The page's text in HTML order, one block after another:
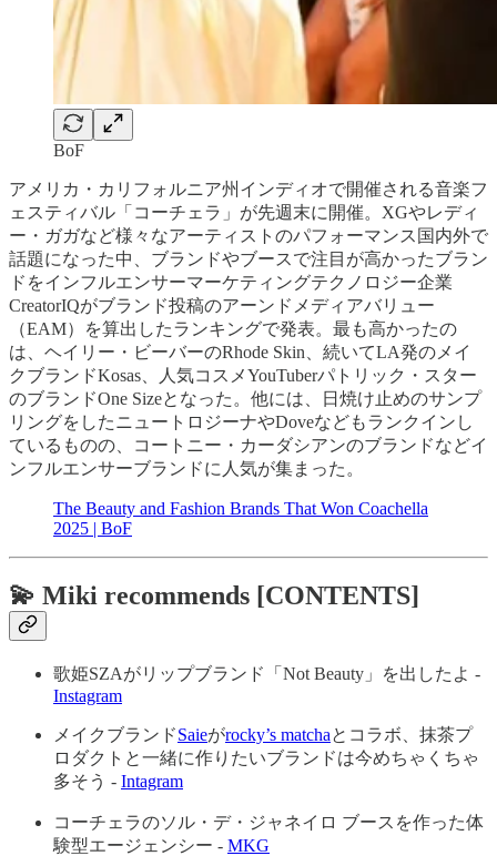
BoF
アメリカ・カリフォルニア州インディオで開催される音楽フ
ェスティバル「コーチェラ」が先週末に開催。XGやレディ
ー・ガガなど様々なアーティストのパフォーマンス国内外で
話題になった中、ブランドやブースで注目が高かったブラン
ドをインフルエンサーマーケティングテクノロジー企業
CreatorIQがブランド投稿のアーンドメディアバリュー
（EAM）を算出したランキングで発表。最も高かったの
は、ヘイリー・ビーバーのRhode Skin、続いてLA発のメイ
クブランドKosas、人気コスメYouTuberパトリック・スター
のブランドOne Sizeとなった。他には、日焼け止めのサンプ
リングをしたニュートロジーナやDoveなどもランクインし
ているものの、コートニー・カーダシアンのブランドなどイ
ンフルエンサーブランドに人気が集まった。
The Beauty and Fashion Brands That Won Coachella
2025 | BoF
💫 Miki recommends [CONTENTS]
歌姫SZAがリップブランド「Not Beauty」を出したよ -
Instagram
メイクブランドSaieがrocky’s matchaとコラボ、抹茶プ
ロダクトと一緒に作りたいブランドは今めちゃくちゃ
多そう - Intagram
コーチェラのソル・デ・ジャネイロ ブースを作った体
験型エージェンシー - MKG